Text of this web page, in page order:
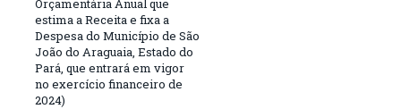
estima a Receita e fixa a
Despesa do Município de São
João do Araguaia, Estado do
Pará, que entrará em vigor
no exercício financeiro de
2024)